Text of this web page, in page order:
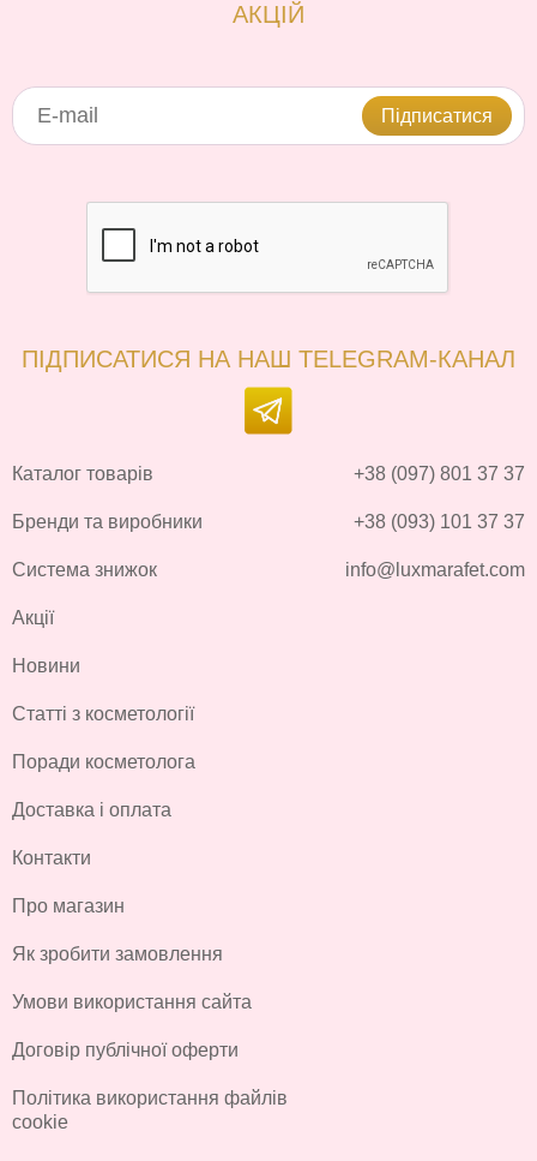
АКЦІЙ
Підписатися
ПІДПИСАТИСЯ НА НАШ TELEGRAM-КАНАЛ
Каталог товарів
Бренди та виробники
Система знижок
Акції
Новини
Статті з косметології
Поради косметолога
Доставка і оплата
Контакти
Про магазин
Як зробити замовлення
Умови використання сайта
Договір публічної оферти
Політика використання файлів
cookie
+38 (097) 801 37 37
+38 (093) 101 37 37
info@luxmarafet.com